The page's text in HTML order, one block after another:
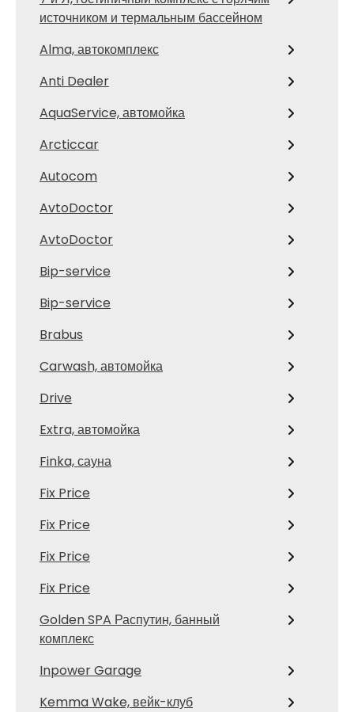
источником и термальным бассейном
Alma, автокомплекс
Anti Dealer
AquaService, автомойка
Arcticcar
Autocom
AvtoDoctor
AvtoDoctor
Bip-service
Bip-service
Brabus
Carwash, автомойка
Drive
Extra, автомойка
Finka, сауна
Fix Price
Fix Price
Fix Price
Fix Price
Golden SPA Распутин, банный
комплекс
Inpower Garage
Kemma Wake, вейк-клуб